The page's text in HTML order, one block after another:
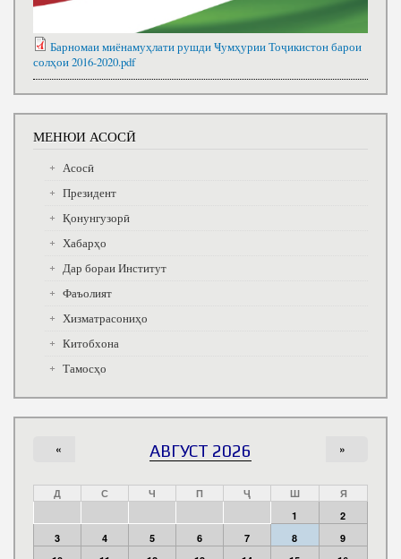
Барномаи миёнамуҳлати рушди Ҹумҳурии Тоҷикистон барои
солҳои 2016-2020.pdf
МЕНЮИ АСОСӢ
Асосӣ
Президент
Қонунгузорӣ
Хабарҳо
Дар бораи Институт
Фаъолият
Хизматрасониҳо
Китобхона
Тамосҳо
АВГУСТ 2026
« »
Д С Ч П Ҷ Ш
Я
1
2
3
4 5 6 7 8
9